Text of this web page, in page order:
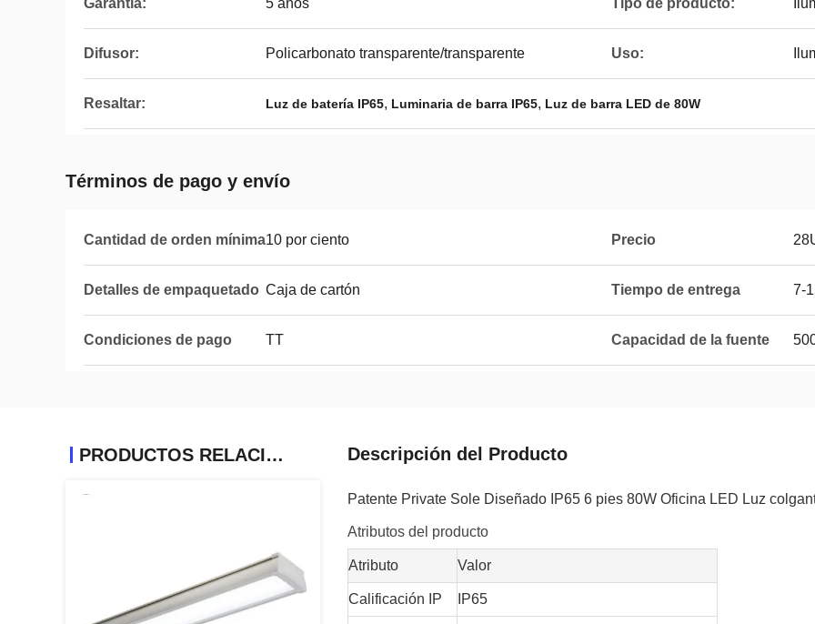
Garantía: 5 años Tipo de producto:
Difusor: Policarbonato transparente/transparente Uso:
Resaltar: Luz de batería IP65, Luminaria de barra IP65, Luz de barra LED de 80W
Términos de pago y envío
Cantidad de orden mínima10 por ciento Precio
Detalles de empaquetado Caja de cartón Tiempo de entrega 7-
Condiciones de pago TT Capacidad de la fuente
PRODUCTOS RELACIONADOS Descripción del Producto
Patente Private Sole Diseñado IP65 6 pies 80W Oficina LED Luz
Atributos del producto
Atributo Valor
Calificación IP IP65